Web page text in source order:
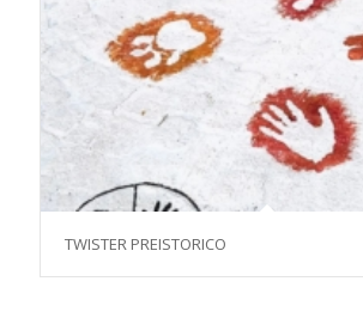
TWISTER PREISTORICO